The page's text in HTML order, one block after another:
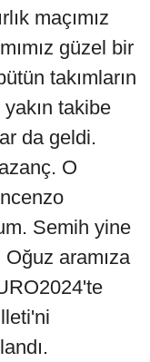
maçımız
güzel bir
takımların
yakın takibe
da geldi.
O
Semih yine
Oğuz aramıza